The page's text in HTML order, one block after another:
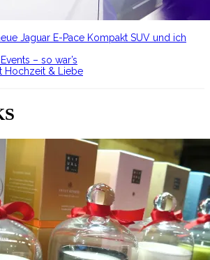
Jaguar E-Pace Kompakt SUV und ich
– so war’s
Hochzeit & Liebe